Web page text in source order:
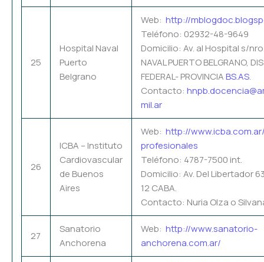
25
Hospital Naval
Puerto
Belgrano
Web: http://
Teléfono: 02932-48-9649
Domicilio: Av. al Hospital s/
NAVAL PUERTO BELGRANO,
FEDERAL- PROVINCIABS.AS.
Contacto:
mil.ar
26
ICBA – Instituto
Cardiovascular
de Buenos
Aires
Web: http://
profesionales
Teléfono: 4787-7500 int.
Domicilio: Av. Del Libertador
12 CABA.
Contacto: Nuria Olza o
27
Sanatorio
Anchorena
Web: http://www.sanatorio-
anchorena.com.ar/